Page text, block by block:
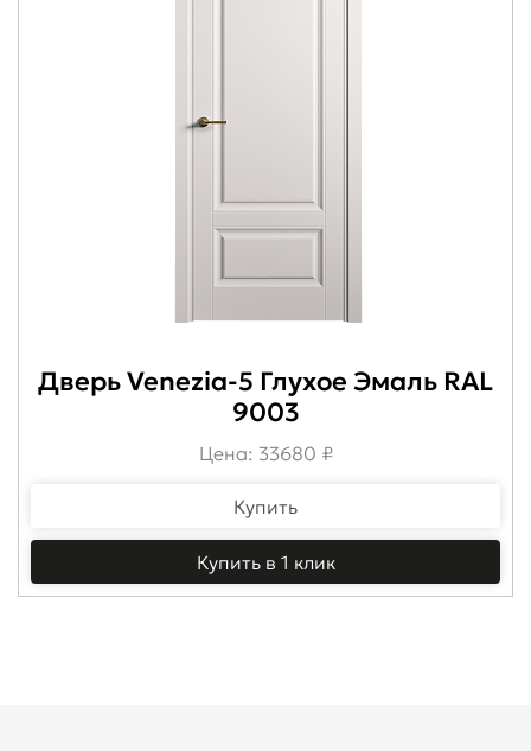
Дверь Venezia-5 Глухое Эмаль RAL
9003
Цена: 33680 ₽
Купить
Купить в 1 клик